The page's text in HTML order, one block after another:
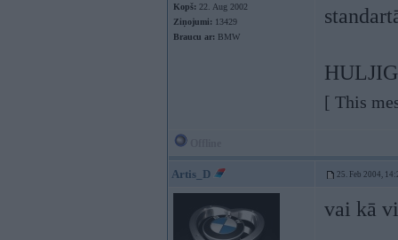
Kopš: 22. Aug 2002
Ziņojumi: 13429
Braucu ar: BMW
[ This
Artis_D 25. Feb 2004,
vai kā